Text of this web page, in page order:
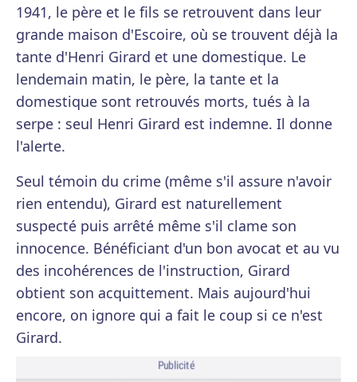
1941, le père et le fils se retrouvent dans leur
grande maison d'Escoire, où se trouvent déjà la
tante d'Henri Girard et une domestique. Le
lendemain matin, le père, la tante et la
domestique sont retrouvés morts, tués à la
serpe : seul Henri Girard est indemne. Il donne
l'alerte.
Seul témoin du crime (même s'il assure n'avoir
rien entendu), Girard est naturellement
suspecté puis arrêté même s'il clame son
innocence. Bénéficiant d'un bon avocat et au vu
des incohérences de l'instruction, Girard
obtient son acquittement. Mais aujourd'hui
encore, on ignore qui a fait le coup si ce n'est
Girard.
Publicité